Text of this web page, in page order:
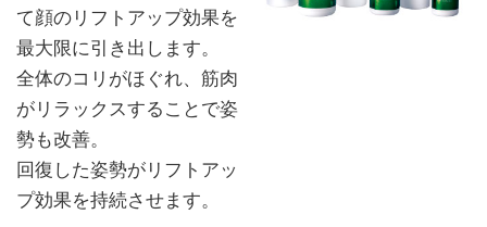
て顔のリフトアップ効果を
最大限に引き出します。
全体のコリがほぐれ、筋肉
がリラックスすることで姿
勢も改善。
回復した姿勢がリフトアッ
プ効果を持続させます。